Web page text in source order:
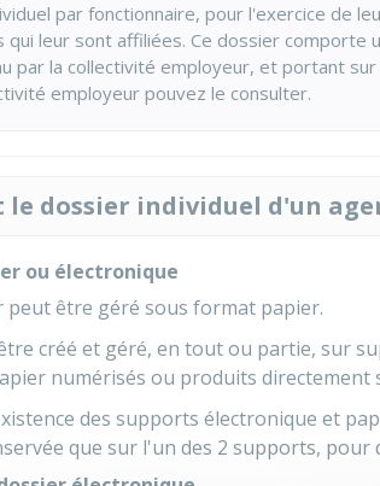
par fonctionnaire, pour l'exercice de
qui leur sont affiliées. Ce dossier comporte
par la collectivité employeur, et portant
employeur pouvez le consulter.
le dossier individuel d'un
ou électronique
peut être géré sous format papier.
créé et géré, en tout ou partie, sur
numérisés ou produits directement
des supports électronique et
que sur l'un des 2 supports, pour